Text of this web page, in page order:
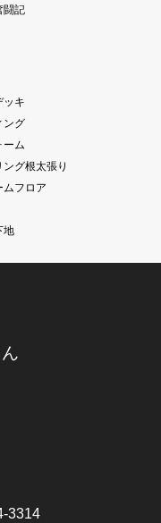
闘記
ッキ
ング
ーム
ング根太張り
ムフロア
地
3314